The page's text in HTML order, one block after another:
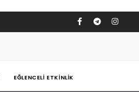
EĞLENCELI ETKINLIK